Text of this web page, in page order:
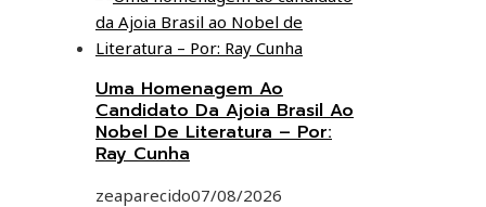
Uma Homenagem Ao
Candidato Da Ajoia Brasil Ao
Nobel De Literatura – Por:
Ray Cunha
zeaparecido07/08/2026